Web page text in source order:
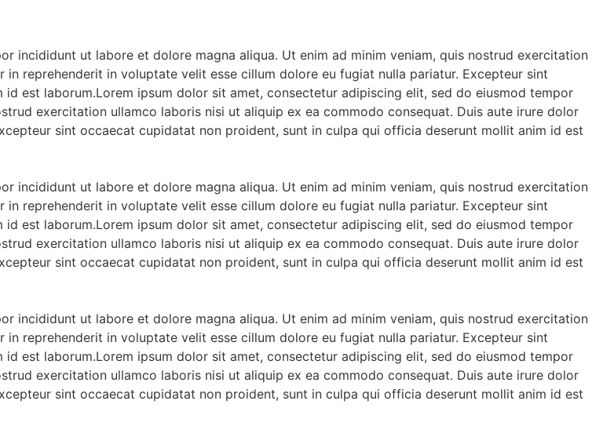
incididunt ut labore et dolore magna aliqua. Ut enim ad minim veniam, quis nostrud exercitation
reprehenderit in voluptate velit esse cillum dolore eu fugiat nulla pariatur. Excepteur sint
est laborum.Lorem ipsum dolor sit amet, consectetur adipiscing elit, sed do eiusmod tempor
exercitation ullamco laboris nisi ut aliquip ex ea commodo consequat. Duis aute irure dolor
sint occaecat cupidatat non proident, sunt in culpa qui officia deserunt mollit anim id est
incididunt ut labore et dolore magna aliqua. Ut enim ad minim veniam, quis nostrud exercitation
reprehenderit in voluptate velit esse cillum dolore eu fugiat nulla pariatur. Excepteur sint
est laborum.Lorem ipsum dolor sit amet, consectetur adipiscing elit, sed do eiusmod tempor
exercitation ullamco laboris nisi ut aliquip ex ea commodo consequat. Duis aute irure dolor
sint occaecat cupidatat non proident, sunt in culpa qui officia deserunt mollit anim id est
incididunt ut labore et dolore magna aliqua. Ut enim ad minim veniam, quis nostrud exercitation
reprehenderit in voluptate velit esse cillum dolore eu fugiat nulla pariatur. Excepteur sint
est laborum.Lorem ipsum dolor sit amet, consectetur adipiscing elit, sed do eiusmod tempor
exercitation ullamco laboris nisi ut aliquip ex ea commodo consequat. Duis aute irure dolor
sint occaecat cupidatat non proident, sunt in culpa qui officia deserunt mollit anim id est